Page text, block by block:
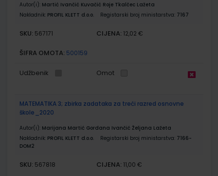
Autor(i): Martić Ivančić Kuvačić Roje Tkalčec Lažeta
Nakladnik: PROFIL KLETT d.o.o. Registarski broj ministarstva: 7167
SKU: 567171 CIJENA: 12,02 €
ŠIFRA OMOTA: 500159
Udžbenik Omot
MATEMATIKA 3; zbirka zadataka za treći razred osnovne
škole_2020
Autor(i): Marijana Martić Gordana Ivančić Željana Lažeta
Nakladnik: PROFIL KLETT d.o.o. Registarski broj ministarstva: 7166-
DOM2
SKU: 567818 CIJENA: 11,00 €